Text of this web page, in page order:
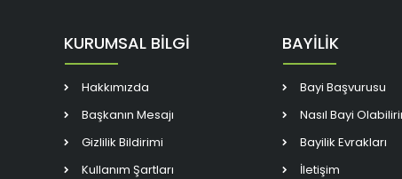
KURUMSAL BİLGİ
Hakkımızda
Başkanın Mesajı
Gizlilik Bildirimi
Kullanım Şartları
BAYİLİK
Bayi Başvurusu
Nasıl Bayi
Bayilik Evrakları
İletişim